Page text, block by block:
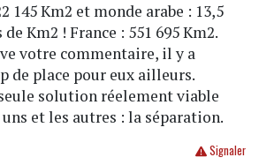
145 Km2 et monde arabe : 13,5
Km2 ! France : 551 695 Km2.
votre commentaire, il y a
de place pour eux ailleurs.
solution réelement viable
et les autres : la séparation.
Signaler